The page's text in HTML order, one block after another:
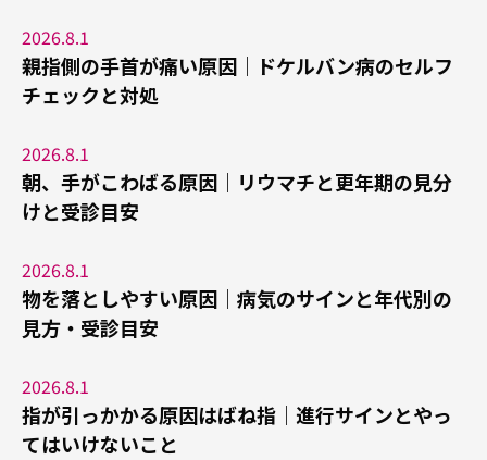
2026.8.1
親指側の手首が痛い原因｜ドケルバン病のセルフ
チェックと対処
2026.8.1
朝、手がこわばる原因｜リウマチと更年期の見分
けと受診目安
2026.8.1
物を落としやすい原因｜病気のサインと年代別の
見方・受診目安
2026.8.1
指が引っかかる原因はばね指｜進行サインとやっ
てはいけないこと